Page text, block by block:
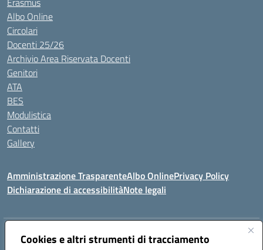
Cookies e altri strumenti di tracciamento
Albo Online
Circolari
Docenti 25/26
Archivio Area Riservata Docenti
Genitori
ATA
BES
Modulistica
Contatti
Gallery
Amministrazione TrasparenteAlbo OnlinePrivacy Policy
Dichiarazione di accessibilitàNote legali
Indirizzo:Via Coniugi Crigna – Cap. 89861 – Tropea (VV)